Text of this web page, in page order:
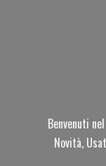
Benvenuti
Novità,